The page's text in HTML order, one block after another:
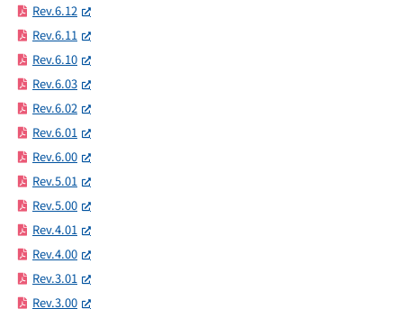
Rev.6.12
Rev.6.11
Rev.6.10
Rev.6.03
Rev.6.02
Rev.6.01
Rev.6.00
Rev.5.01
Rev.5.00
Rev.4.01
Rev.4.00
Rev.3.01
Rev.3.00